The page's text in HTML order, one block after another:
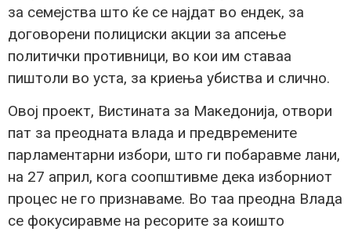
за семејства што ќе се најдат во ендек, за
договорени полициски акции за апсење
политички противници, во кои им ставаа
пиштоли во уста, за криења убиства и слично.
Овој проект, Вистината за Македонија, отвори
пат за преодната влада и предвремените
парламентарни избори, што ги побаравме лани,
на 27 април, кога соопштивме дека изборниот
процес не го признаваме. Во таа преодна Влада
се фокусиравме на ресорите за коишто